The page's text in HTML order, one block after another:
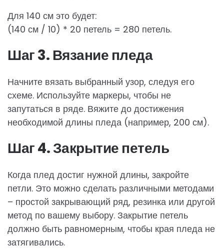
Для 140 см это будет:
(140 см / 10) * 20 петель = 280 петель.
Шаг 3. Вязание пледа
Начните вязать выбранный узор, следуя его
схеме. Используйте маркеры, чтобы не
запутаться в ряде. Вяжите до достижения
необходимой длины пледа (например, 200 см).
Шаг 4. Закрытие петель
Когда плед достиг нужной длины, закройте
петли. Это можно сделать различными методами
– простой закрывающий ряд, резинка или другой
метод по вашему выбору. Закрытие петель
должно быть равномерным, чтобы края пледа не
затягивались.